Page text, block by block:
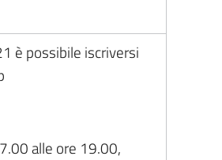
è possibile iscriversi
alle ore 19.00,